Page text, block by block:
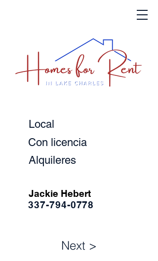
Local
Con licencia
Alquileres
Jackie Hebert
337-794-0778
Next >